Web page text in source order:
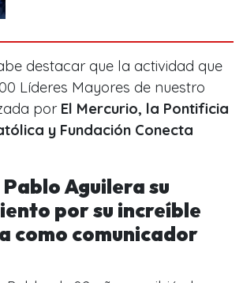
destacar que la actividad que
Líderes Mayores de nuestro
por El Mercurio, la Pontificia
y Fundación Conecta
Aguilera su
por su increíble
como comunicador